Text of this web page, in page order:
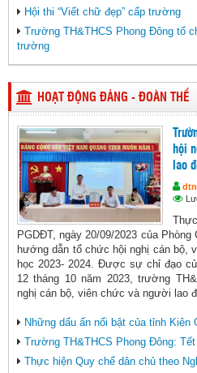
Hội thi “Viết chữ đẹp” cấp trường
Trường TH&THCS Phong Đông tổ
trường
HOẠT ĐỘNG ĐẢNG - ĐOÀN THỂ
hội
lao
PGDĐT, ngày 20/09/2023 của
hướng dẫn tổ chức hội nghị cán bộ,
học 2023- 2024. Được sự chỉ đạo
12 tháng 10 năm 2023, trường
nghị cán bộ, viên chức và người lao
Những dấu ấn nổi bật của tỉnh Kiên
Trường TH&THCS Phong Đông:
Thực hiện Quy chế dân chủ theo